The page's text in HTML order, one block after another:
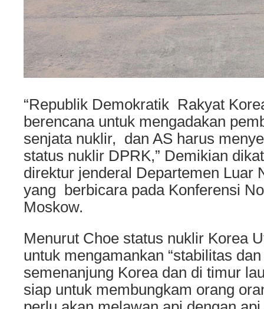
“Republik Demokratik Rakyat
berencana untuk mengadakan
senjata nuklir, dan AS harus
status nuklir DPRK,” Demikian
direktur jenderal Departemen Luar
yang berbicara pada Konferensi
Moskow.
Menurut Choe status nuklir Korea
untuk mengamankan “stabilitas
semenanjung Korea dan di timur
siap untuk membungkam orang